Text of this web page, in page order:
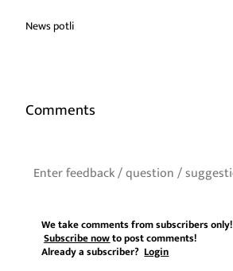
News potli
Comments
We take comments from subscribers only!
Subscribe nowto post comments!
Already a subscriber?Login